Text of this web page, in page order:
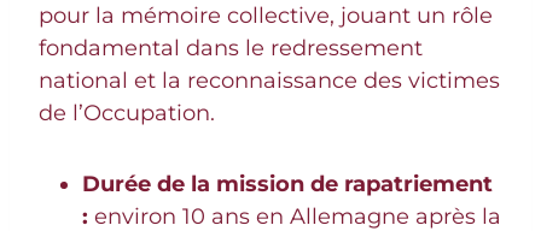
pour la mémoire collective, jouant un rôle
fondamental dans le redressement
national et la reconnaissance des victimes
de l’Occupation.
Durée de la mission de rapatriement
: environ 10 ans en Allemagne après la